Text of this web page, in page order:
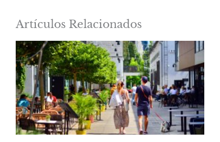
Artículos Relacionados